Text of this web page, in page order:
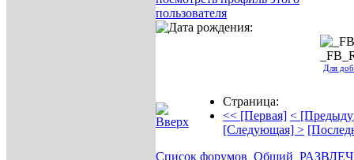
Для
Страница:
<< [Первая] <
[Следующая] >
Список форумов Общий